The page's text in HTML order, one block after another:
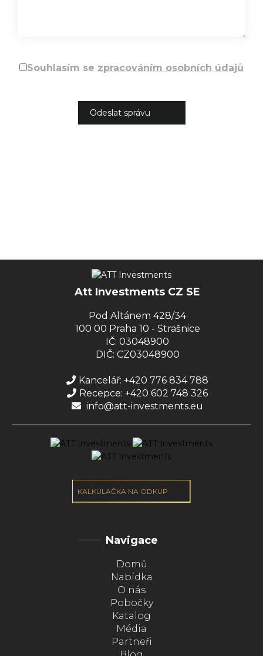
Souhlasím se zpracováním osobních údajů
Att Investments CZ SE
Pod Altánem 428/34
100 00 Praha 10 - Strašnice
IČ: 03048900
DIČ: CZ03048900
Kancelář: +420 776 834 788
Recepce: +420 602 748 326
info@att-investments.eu
KALKULAČKA NA ODKUP
Navigace
Domů
Nabídka
O nás
Pobočky
Katalog
Média
Partneři